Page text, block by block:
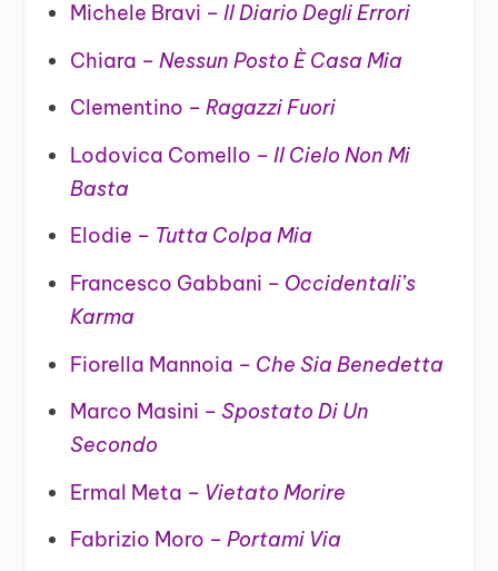
Michele Bravi – Il Diario Degli Errori
Chiara – Nessun Posto È Casa Mia
Clementino – Ragazzi Fuori
Lodovica Comello – Il Cielo Non Mi
Basta
Elodie – Tutta Colpa Mia
Francesco Gabbani – Occidentali’s
Karma
Fiorella Mannoia – Che Sia Benedetta
Marco Masini – Spostato Di Un
Secondo
Ermal Meta – Vietato Morire
Fabrizio Moro – Portami Via